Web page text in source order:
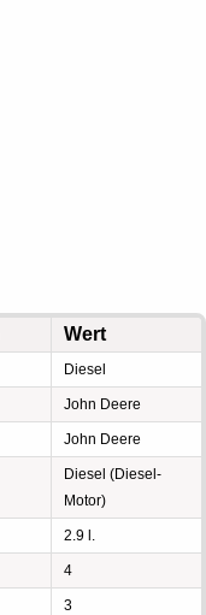
Wert
Diesel
John Deere
John Deere
Diesel (Diesel-
Motor)
2.9 l.
4
3